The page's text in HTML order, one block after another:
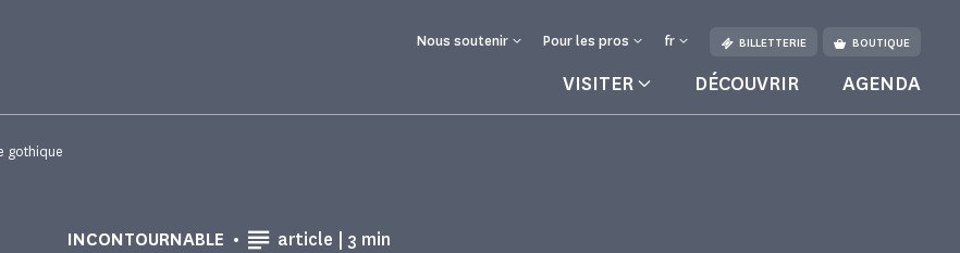
Nous soutenir Pour les pros fr BILLETTERIE BOUTIQUE
VISITER DÉCOUVRIR AGENDA
gothique
INCONTOURNABLE article | Temps de Lecture
3 min